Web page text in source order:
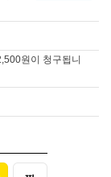
원이 청구됩니